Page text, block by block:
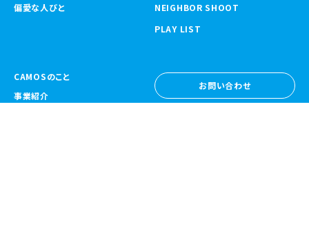
偏愛な人びと
NEIGHBOR SHOOT
PLAY LIST
CAMOSのこと
事業紹介
お問い合わせ